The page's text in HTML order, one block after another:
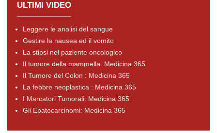
ULTIMI VIDEO
Leggere le analisi del sangue
Gestire la nausea ed il vomito
La stipsi nel paziente oncologico
Il tumore della mammella: Medicina 365
Il Tumore del Colon : Medicina 365
La febbre neoplastica : Medicina 365
I Marcatori Tumorali: Medicina 365
Gli Epatocarcinomi: Medicina 365